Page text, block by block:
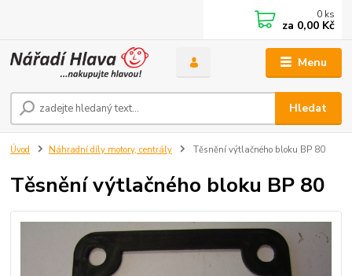
Menu
Hledat
0 ks
za 0,00 Kč
Úvod Náhradní díly motory, centrály Těsnění výtlačného bloku BP 80
Těsnění výtlačného bloku BP 80